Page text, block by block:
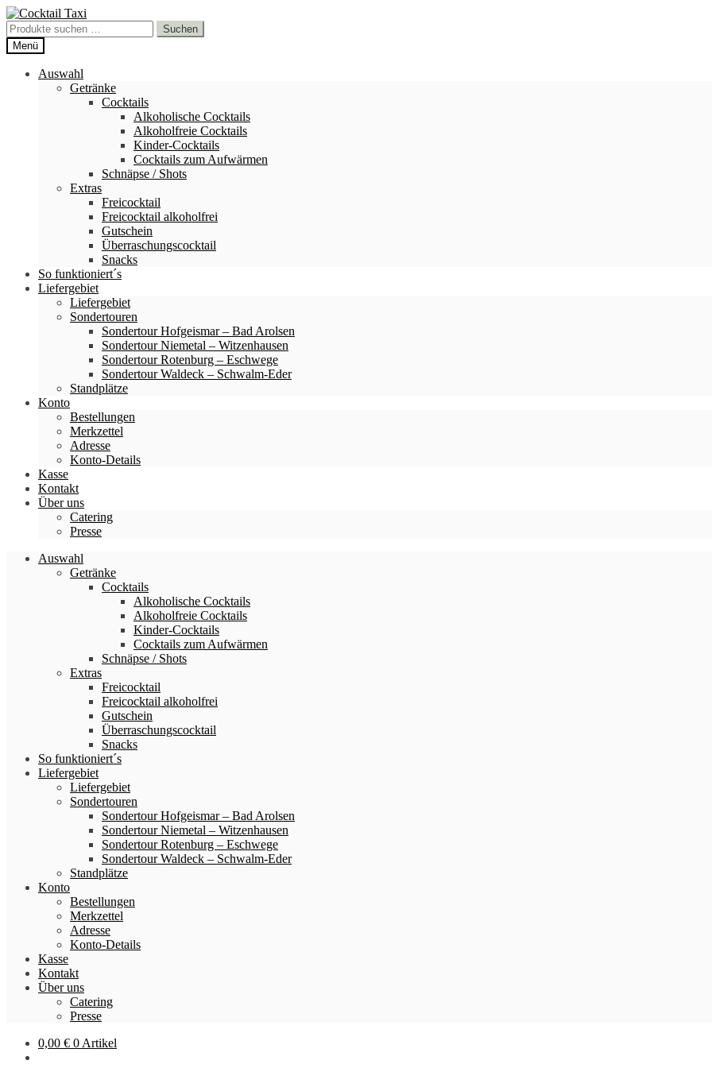
Zur
Navigation
springen
Zum
Inhalt
springen
Suchen
nach:
Suchen
Menü
Auswahl
Getränke
Cocktails
Alkoholische Cocktails
Alkoholfreie Cocktails
Kinder-Cocktails
Cocktails zum Aufwärmen
Schnäpse / Shots
Extras
Freicocktail
Freicocktail alkoholfrei
Gutschein
Überraschungscocktail
Snacks
So funktioniert´s
Liefergebiet
Liefergebiet
Sondertouren
Sondertour Hofgeismar – Bad Arolsen
Sondertour Niemetal – Witzenhausen
Sondertour Rotenburg – Eschwege
Sondertour Waldeck – Schwalm-Eder
Standplätze
Konto
Bestellungen
Merkzettel
Adresse
Konto-Details
Kasse
Kontakt
Über uns
Catering
Presse
Auswahl
Getränke
Cocktails
Alkoholische Cocktails
Alkoholfreie Cocktails
Kinder-Cocktails
Cocktails zum Aufwärmen
Schnäpse / Shots
Extras
Freicocktail
Freicocktail alkoholfrei
Gutschein
Überraschungscocktail
Snacks
So funktioniert´s
Liefergebiet
Liefergebiet
Sondertouren
Sondertour Hofgeismar – Bad Arolsen
Sondertour Niemetal – Witzenhausen
Sondertour Rotenburg – Eschwege
Sondertour Waldeck – Schwalm-Eder
Standplätze
Konto
Bestellungen
Merkzettel
Adresse
Konto-Details
Kasse
Kontakt
Über uns
Catering
Presse
0,00 € 0 Artikel